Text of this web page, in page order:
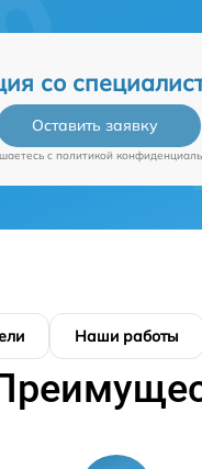
со
Оставить заявку
c политикой
Наши работы